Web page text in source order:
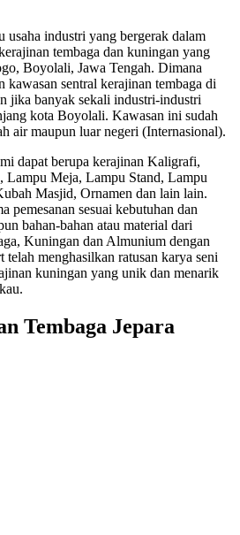
usaha industri yang bergerak dalam
tembaga dan kuningan yang
Boyolali, Jawa Tengah. Dimana
kawasan sentral kerajinan tembaga di
jika banyak sekali industri-industri
kota Boyolali. Kawasan ini sudah
air maupun luar negeri (Internasional).
dapat berupa kerajinan Kaligrafi,
Lampu Meja, Lampu Stand, Lampu
Masjid, Ornamen dan lain lain.
pemesanan sesuai kebutuhan dan
bahan-bahan atau material dari
Kuningan dan Almunium dengan
menghasilkan ratusan karya seni
kuningan yang unik dan menarik
Tembaga Jepara